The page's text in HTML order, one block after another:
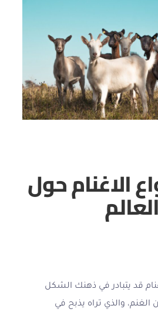
الاغنام حول
قد يتبادر في ذهنك الشكل
والذي تراه يذبح في